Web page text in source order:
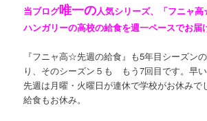
当ブログ唯一の人気シリーズ、「フニャ
ハンガリーの高校の給食を週一ペースでお届
『フニャ高☆先週の給食』も5年目シーズン
り、そのシーズン５も もう7回目です。早
先週は月曜・火曜日が連休で学校がお休みで
給食もお休み。